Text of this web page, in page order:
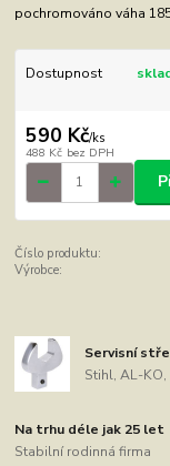
pochromováno váha
Dostupnost
590 Kč/ks
488 Kč bez DPH
Číslo produktu:
Výrobce:
Servisní
Stihl, AL-
Na trhu déle jak 25 let
Stabilní rodinná firma